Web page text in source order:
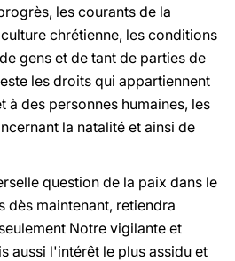
les courants de la
chrétienne, les conditions
gens et de tant de parties de
les droits qui appartiennent
à des personnes humaines, les
la natalité et ainsi de
question de la paix dans le
dès maintenant, retiendra
Notre vigilante et
aussi l'intérêt le plus assidu et